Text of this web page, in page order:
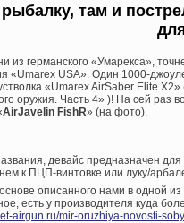
там и
из германского «Умарекса»,
«Umarex USA». Один 1000-
«Umarex AirSaber Elite X2»
оружия. Часть 4» )! На сей раз
AirJavelin FishR» (на фото).
девайс предназначен
к ПЦП-винтовке или луку/
описанного нами в одной
есть у производителя куда
airgun.ru/mir-oruzhiya-novosti-